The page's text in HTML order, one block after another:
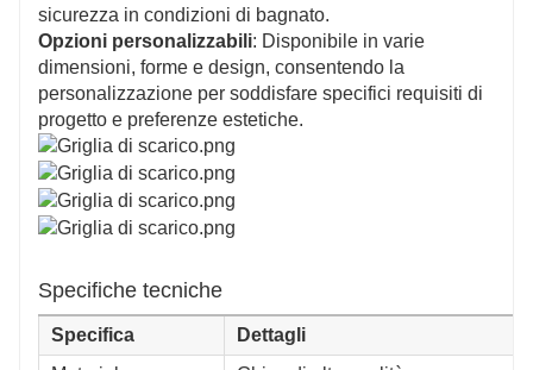
sicurezza in condizioni di bagnato.
Opzioni personalizzabili: Disponibile in varie
dimensioni, forme e design, consentendo la
personalizzazione per soddisfare specifici requisiti di
progetto e preferenze estetiche.
Specifiche tecniche
Specifica
Dettagli